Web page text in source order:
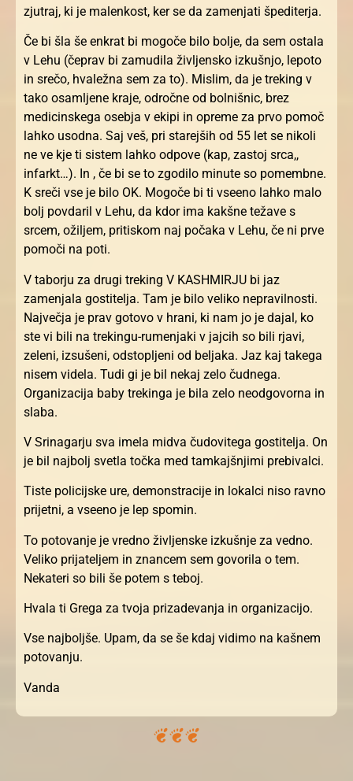
zjutraj, ki je malenkost, ker se da zamenjati špediterja.
Če bi šla še enkrat bi mogoče bilo bolje, da sem ostala
v Lehu (čeprav bi zamudila življensko izkušnjo, lepoto
in srečo, hvaležna sem za to). Mislim, da je treking v
tako osamljene kraje, odročne od bolnišnic, brez
medicinskega osebja v ekipi in opreme za prvo pomoč
lahko usodna. Saj veš, pri starejših od 55 let se nikoli
ne ve kje ti sistem lahko odpove (kap, zastoj srca,,
infarkt…). In , če bi se to zgodilo minute so pomembne.
K sreči vse je bilo OK. Mogoče bi ti vseeno lahko malo
bolj povdaril v Lehu, da kdor ima kakšne težave s
srcem, ožiljem, pritiskom naj počaka v Lehu, če ni prve
pomoči na poti.
V taborju za drugi treking V KASHMIRJU bi jaz
zamenjala gostitelja. Tam je bilo veliko nepravilnosti.
Največja je prav gotovo v hrani, ki nam jo je dajal, ko
ste vi bili na trekingu-rumenjaki v jajcih so bili rjavi,
zeleni, izsušeni, odstopljeni od beljaka. Jaz kaj takega
nisem videla. Tudi gi je bil nekaj zelo čudnega.
Organizacija baby trekinga je bila zelo neodgovorna in
slaba.
V Srinagarju sva imela midva čudovitega gostitelja. On
je bil najbolj svetla točka med tamkajšnjimi prebivalci.
Tiste policijske ure, demonstracije in lokalci niso ravno
prijetni, a vseeno je lep spomin.
To potovanje je vredno življenske izkušnje za vedno.
Veliko prijateljem in znancem sem govorila o tem.
Nekateri so bili še potem s teboj.
Hvala ti Grega za tvoja prizadevanja in organizacijo.
Vse najboljše. Upam, da se še kdaj vidimo na kašnem
potovanju.
Vanda